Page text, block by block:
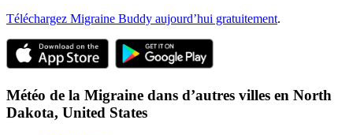
Téléchargez Migraine Buddy aujourd’hui gratuitement.
Météo de la Migraine dans d’autres villes en North
Dakota, United States